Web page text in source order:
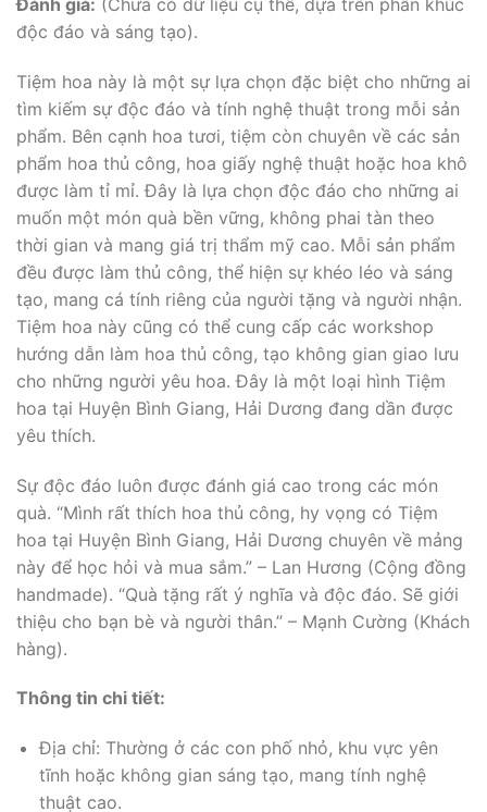
Đánh giá: (Chưa có dữ liệu cụ thể, dựa trên phân khúc
độc đáo và sáng tạo).
Tiệm hoa này là một sự lựa chọn đặc biệt cho những ai
tìm kiếm sự độc đáo và tính nghệ thuật trong mỗi sản
phẩm. Bên cạnh hoa tươi, tiệm còn chuyên về các sản
phẩm hoa thủ công, hoa giấy nghệ thuật hoặc hoa khô
được làm tỉ mỉ. Đây là lựa chọn độc đáo cho những ai
muốn một món quà bền vững, không phai tàn theo
thời gian và mang giá trị thẩm mỹ cao. Mỗi sản phẩm
đều được làm thủ công, thể hiện sự khéo léo và sáng
tạo, mang cá tính riêng của người tặng và người nhận.
Tiệm hoa này cũng có thể cung cấp các workshop
hướng dẫn làm hoa thủ công, tạo không gian giao lưu
cho những người yêu hoa. Đây là một loại hình Tiệm
hoa tại Huyện Bình Giang, Hải Dương đang dần được
yêu thích.
Sự độc đáo luôn được đánh giá cao trong các món
quà. “Mình rất thích hoa thủ công, hy vọng có Tiệm
hoa tại Huyện Bình Giang, Hải Dương chuyên về mảng
này để học hỏi và mua sắm.” – Lan Hương (Cộng đồng
handmade). “Quà tặng rất ý nghĩa và độc đáo. Sẽ giới
thiệu cho bạn bè và người thân.” – Mạnh Cường (Khách
hàng).
Thông tin chi tiết:
Địa chỉ: Thường ở các con phố nhỏ, khu vực yên
tĩnh hoặc không gian sáng tạo, mang tính nghệ
thuật cao.